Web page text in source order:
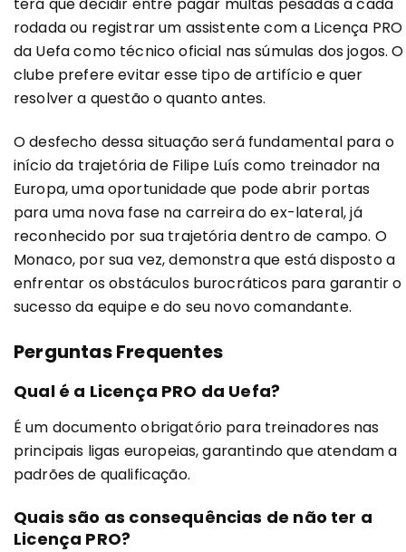
rodada ou registrar um assistente com a Licença PRO
da Uefa como técnico oficial nas súmulas dos jogos. O
clube prefere evitar esse tipo de artifício e quer
resolver a questão o quanto antes.
O desfecho dessa situação será fundamental para o
início da trajetória de Filipe Luís como treinador na
Europa, uma oportunidade que pode abrir portas
para uma nova fase na carreira do ex-lateral, já
reconhecido por sua trajetória dentro de campo. O
Monaco, por sua vez, demonstra que está disposto a
enfrentar os obstáculos burocráticos para garantir o
sucesso da equipe e do seu novo comandante.
Perguntas Frequentes
Qual é a Licença PRO da Uefa?
É um documento obrigatório para treinadores nas
principais ligas europeias, garantindo que atendam a
padrões de qualificação.
Quais são as consequências de não ter a
Licença PRO?